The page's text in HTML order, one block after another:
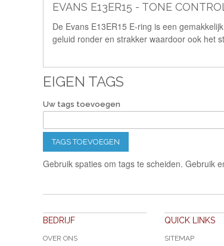
EVANS E13ER15 - TONE
De Evans E13ER15 E-ring is een
geluid ronder en strakker waardoor ook het
EIGEN TAGS
Uw tags toevoegen
TAGS TOEVOEGEN
Gebruik spaties om tags te scheiden. Gebruik
BEDRIJF
OVER ONS
QUICK LINKS
SITEMAP